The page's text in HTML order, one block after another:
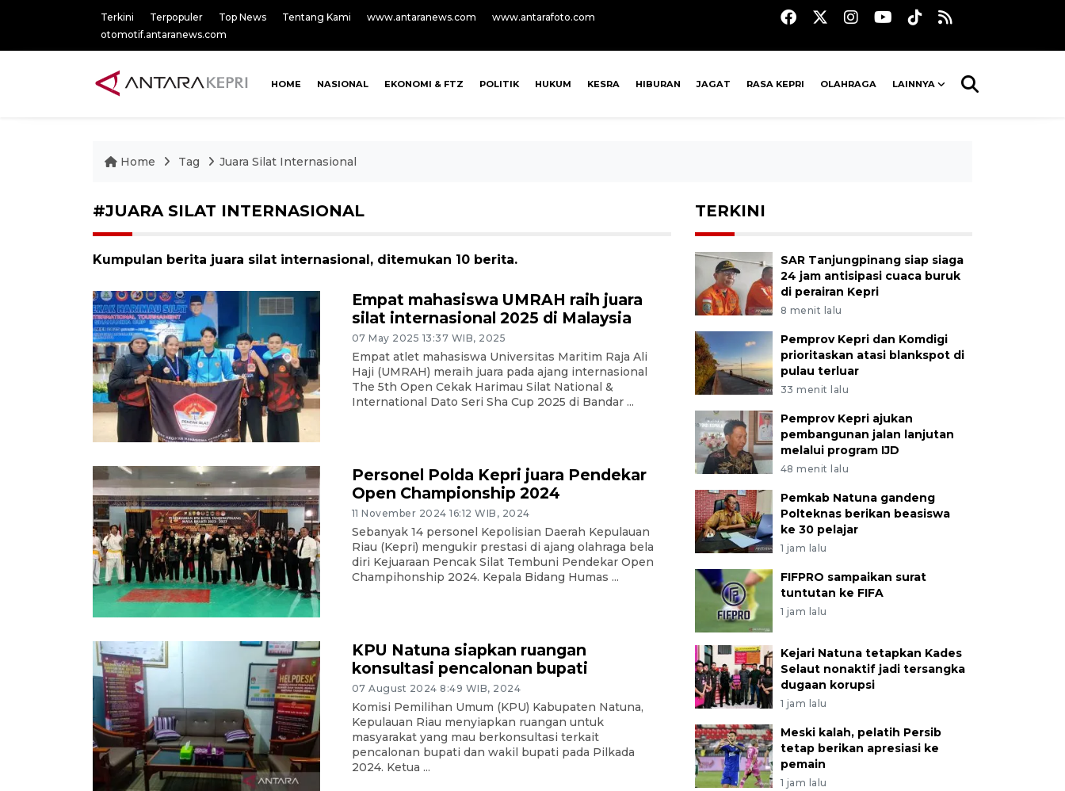
Terkini Terpopuler Top News Tentang Kami www.antaranews.com
www.antarafoto.com
otomotif.antaranews.com
HOME NASIONAL EKONOMI & FTZ POLITIK HUKUM KESRA HIBURAN JAGAT RASA KEPRI OLAHRAGA LAINNYA
Home Tag Juara Silat Internasional
#JUARA SILAT INTERNASIONAL
Kumpulan berita juara silat internasional, ditemukan 10 berita.
Empat mahasiswa UMRAH raih juara
silat internasional 2025 di Malaysia
07 May 2025 13:37 WIB, 2025
Empat atlet mahasiswa Universitas Maritim Raja Ali
Haji (UMRAH) meraih juara pada ajang internasional
The 5th Open Cekak Harimau Silat National &
International Dato Seri Sha Cup 2025 di Bandar ...
Personel Polda Kepri juara Pendekar
Open Championship 2024
11 November 2024 16:12 WIB, 2024
Sebanyak 14 personel Kepolisian Daerah Kepulauan
Riau (Kepri) mengukir prestasi di ajang olahraga bela
diri Kejuaraan Pencak Silat Tembuni Pendekar Open
Champihonship 2024. Kepala Bidang Humas ...
KPU Natuna siapkan ruangan
konsultasi pencalonan bupati
07 August 2024 8:49 WIB, 2024
Komisi Pemilihan Umum (KPU) Kabupaten Natuna,
Kepulauan Riau menyiapkan ruangan untuk
masyarakat yang mau berkonsultasi terkait
pencalonan bupati dan wakil bupati pada Pilkada
2024. Ketua ...
TERKINI
SAR Tanjungpinang siap siaga
24 jam antisipasi cuaca buruk
di perairan Kepri
8 menit lalu
Pemprov Kepri dan Komdigi
prioritaskan atasi blankspot di
pulau terluar
33 menit lalu
Pemprov Kepri ajukan
pembangunan jalan lanjutan
melalui program IJD
48 menit lalu
Pemkab Natuna gandeng
Polteknas berikan beasiswa
ke 30 pelajar
1 jam lalu
FIFPRO sampaikan surat
tuntutan ke FIFA
1 jam lalu
Kejari Natuna tetapkan Kades
Selaut nonaktif jadi tersangka
dugaan korupsi
1 jam lalu
Meski kalah, pelatih Persib
tetap berikan apresiasi ke
pemain
1 jam lalu